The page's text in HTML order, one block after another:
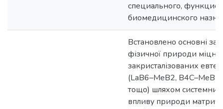
специального,
биомедицинского
Встановлено основні
фізичної природи
закристалізованих
(LaB6–MeB2,
тощо) шляхом
впливу природи